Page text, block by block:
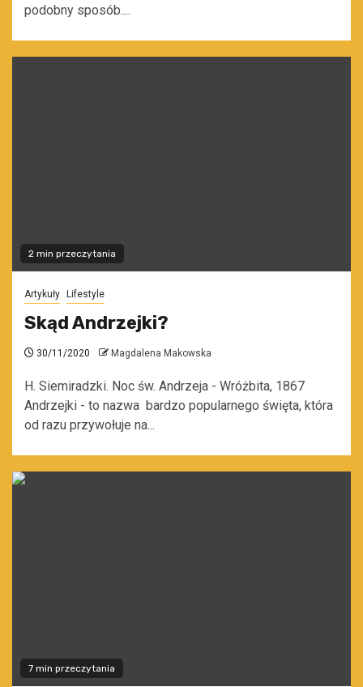
podobny sposób....
2 min przeczytania
Artykuły Lifestyle
Skąd Andrzejki?
30/11/2020 Magdalena Makowska
H. Siemiradzki. Noc św. Andrzeja - Wróżbita, 1867
Andrzejki - to nazwa bardzo popularnego święta, która
od razu przywołuje na...
7 min przeczytania